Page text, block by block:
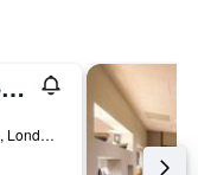
St Giles London A St Giles Hotel
12 Bedford Avenue, London, Storbritannien